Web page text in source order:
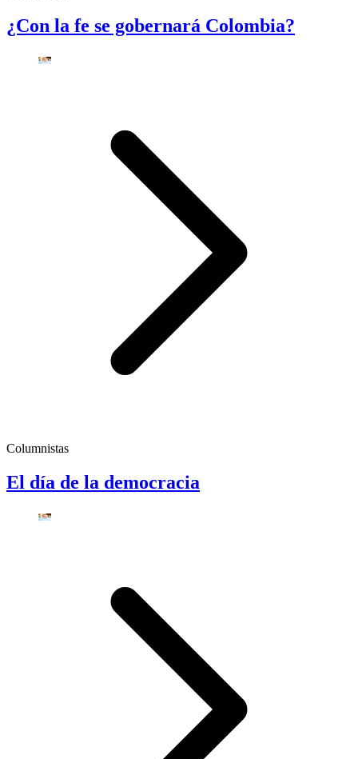
¿Con la fe se gobernará Colombia?
Columnistas
El día de la democracia